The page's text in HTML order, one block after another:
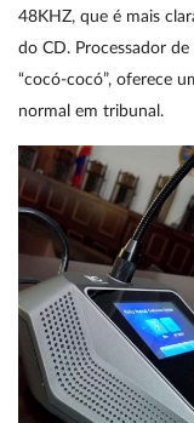
48KHZ, que é mais
do CD. Processador
“cocó-cocó”, oferece
normal em tribunal.